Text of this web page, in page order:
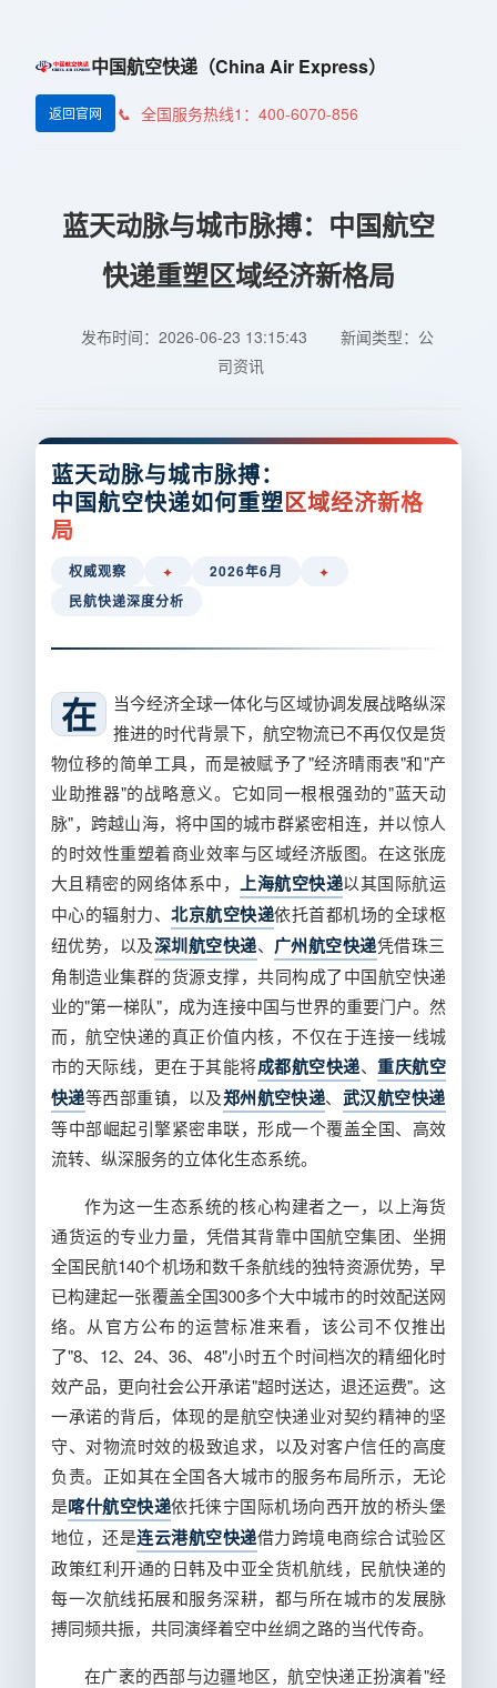
中国航空快递（China Air Express）
返回官网 全国服务热线1：400-6070-856
蓝天动脉与城市脉搏：中国航空
快递重塑区域经济新格局
发布时间：2026-06-23 13:15:43
新闻类型：公
司资讯
蓝天动脉与城市脉搏：
中国航空快递如何重塑区域经济新格
局
权威观察 ✦ 2026年6月 ✦
民航快递深度分析
在当今经济全球一体化与区域协调发展战略纵深
推进的时代背景下，航空物流已不再仅仅是货
物位移的简单工具，而是被赋予了"经济晴雨表"和"产
业助推器"的战略意义。它如同一根根强劲的"蓝天动
脉"，跨越山海，将中国的城市群紧密相连，并以惊人
的时效性重塑着商业效率与区域经济版图。在这张庞
大且精密的网络体系中， 上海航空快递以其国际航运
中心的辐射力、北京航空快递依托首都机场的全球枢
纽优势，以及深圳航空快递、 广州航空快递凭借珠三
角制造业集群的货源支撑，共同构成了中国航空快递
业的"第一梯队"，成为连接中国与世界的重要门户。然
而，航空快递的真正价值内核，不仅在于连接一线城
市的天际线，更在于其能将成都航空快递、重庆航空
快递等西部重镇，以及郑州航空快递、 武汉航空快递
等中部崛起引擎紧密串联，形成一个覆盖全国、高效
流转、纵深服务的立体化生态系统。
作为这一生态系统的核心构建者之一，以上海货
通货运的专业力量，凭借其背靠中国航空集团、坐拥
全国民航140个机场和数千条航线的独特资源优势，早
已构建起一张覆盖全国300多个大中城市的时效配送网
络。从官方公布的运营标准来看，该公司不仅推出
了"8、12、24、36、48"小时五个时间档次的精细化时
效产品，更向社会公开承诺"超时送达，退还运费"。这
一承诺的背后，体现的是航空快递业对契约精神的坚
守、对物流时效的极致追求，以及对客户信任的高度
负责。正如其在全国各大城市的服务布局所示，无论
是喀什航空快递依托徕宁国际机场向西开放的桥头堡
地位，还是连云港航空快递借力跨境电商综合试验区
政策红利开通的日韩及中亚全货机航线，民航快递的
每一次航线拓展和服务深耕，都与所在城市的发展脉
搏同频共振，共同演绎着空中丝绸之路的当代传奇。
在广袤的西部与边疆地区，航空快递正扮演着"经